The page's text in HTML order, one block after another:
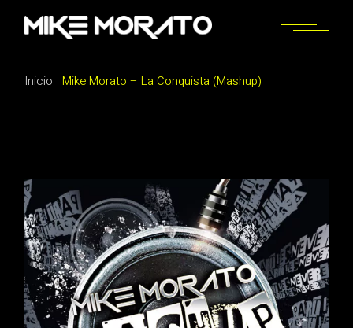
contenido
Inicio Mike Morato – La Conquista (Mashup)